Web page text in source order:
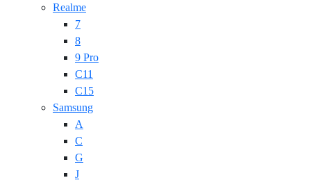
Realme
7
8
9 Pro
C11
C15
Samsung
A
C
G
J